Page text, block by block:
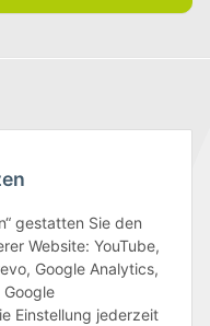
gestatten Sie den
Website: YouTube,
Google Analytics,
Google
Einstellung jederzeit